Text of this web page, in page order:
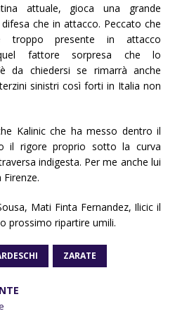
attuale, gioca una grande
che in attacco. Peccato che
troppo presente in attacco
fattore sorpresa che lo
da chiedersi se rimarrà anche
sinistri così forti in Italia non
Kalinic che ha messo dentro il
il rigore proprio sotto la curva
indigesta. Per me anche lui
Mati Finta Fernandez, Ilicic il
prossimo ripartire umili.
ZARATE